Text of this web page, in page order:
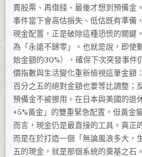
賣股票、再借錢、最後才想到預備金
事件當下會高估損失、低估既有準備
現金配置，正是破除這種恐慌的關鍵
為「永遠不歸零」。也就是說，即使
始金額的30%），確保下次突發事件
價指數與生活變化重新檢視這筆金額
百分之五的絕對金額也要等比調整；
預備金不被挪用。在日本與美國的退
+5%黃金」的雙重緊急配置，但黃金
而言，現金仍是最直接的工具。真正
而是在於打造一個「無論風浪多大，
五的現金，就是那個系統的奠基之石。